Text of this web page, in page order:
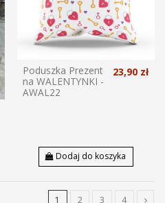
Poduszka Prezent
na WALENTYNKI -
AWAL22
23,90 zł
Dodaj do koszyka
1 2 3 4